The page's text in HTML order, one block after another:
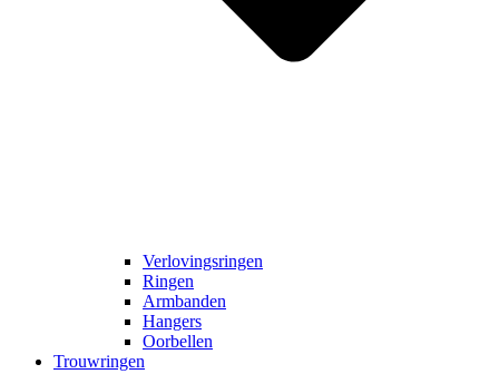
Verlovingsringen
Ringen
Armbanden
Hangers
Oorbellen
Trouwringen